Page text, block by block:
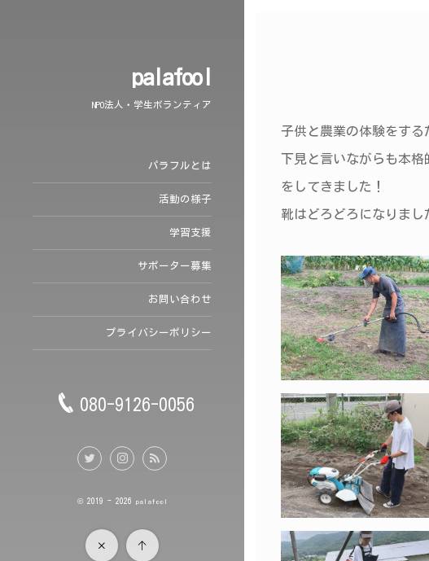
palafool
NPO法人・学生ボランティア
パラフルとは
活動の様子
学習支援
サポーター募集
お問い合わせ
プライバシーポリシー
080-9126-0056
© 2019 - 2026 palafool
子供と農業の体験をする
下見と言いながらも本
をしてきました！
靴はどろどろになりま